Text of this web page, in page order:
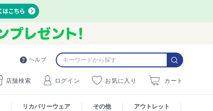
ヘルプ
店舗検索 ログイン お気に入り カート
リカバリーウェア その他 アウトレット